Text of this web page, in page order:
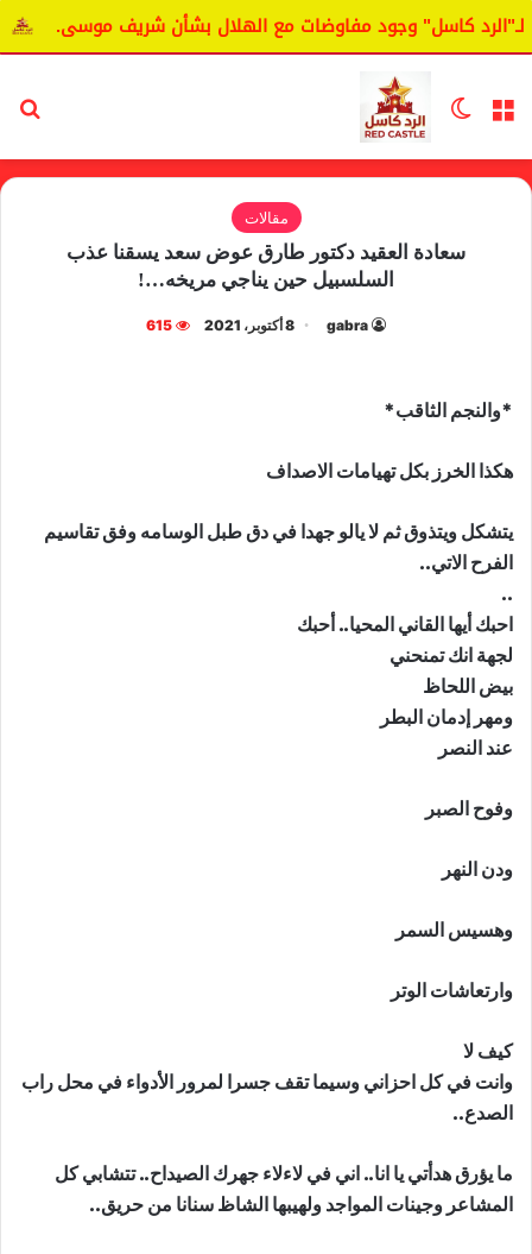
كاسل" وجود مفاوضات مع الهلال بشأن شريف موسى.
القائمة الوضع المظلم
مقالات
سعادة العقيد دكتور طارق عوض سعد يسقنا عذب
السلسبيل حين يناجي مريخه…!
gabra 8 أكتوبر، 2021 615
*والنجم الثاقب*
هكذا الخرز بكل تهيامات الاصداف
يتشكل ويتذوق ثم لا يالو جهدا في دق طبل الوسامه وفق تقاسيم
الفرح الاتي..
..
احبك أيها القاني المحيا.. أحبك
لجهة انك تمنحني
بيض اللحاظ
ومهر إدمان البطر
عند النصر
وفوح الصبر
ودن النهر
وهسيس السمر
وارتعاشات الوتر
كيف لا
وانت في كل احزاني وسيما تقف جسرا لمرور الأدواء في محل راب
الصدع..
ما يؤرق هدأتي يا انا.. اني في لاءلاء جهرك الصيداح.. تتشابي كل
المشاعر وجينات المواجد ولهيبها الشاظ سنانا من حريق..